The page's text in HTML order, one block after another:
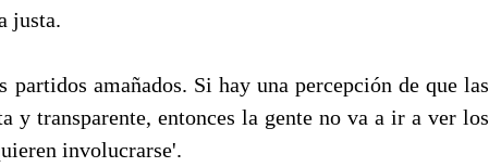
justa.
amañados. Si hay una percepción de que las
y transparente, entonces la gente no va a ir a ver los
involucrarse'.